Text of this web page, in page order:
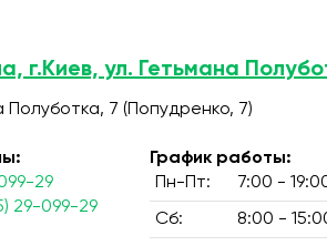
г.Киев, ул. Гетьмана
Полуботка, 7 (Попудренко, 7)
29
29-099-29
График работы:
Пн-Пт:
7:00 -
Сб: 8:00 -